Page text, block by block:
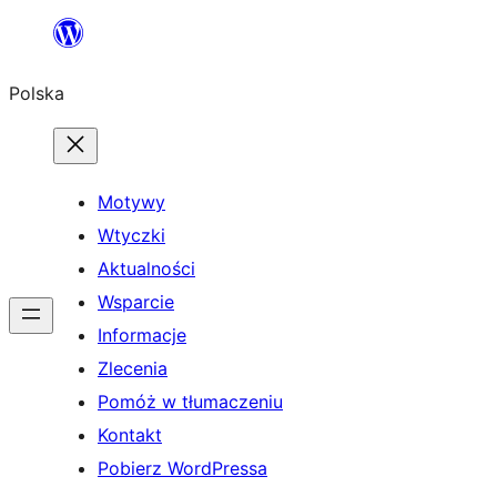
Przejdź
treści
Polska
Motywy
Wtyczki
Aktualności
Wsparcie
Informacje
Zlecenia
Pomóż w tłumaczeniu
Kontakt
Pobierz WordPressa